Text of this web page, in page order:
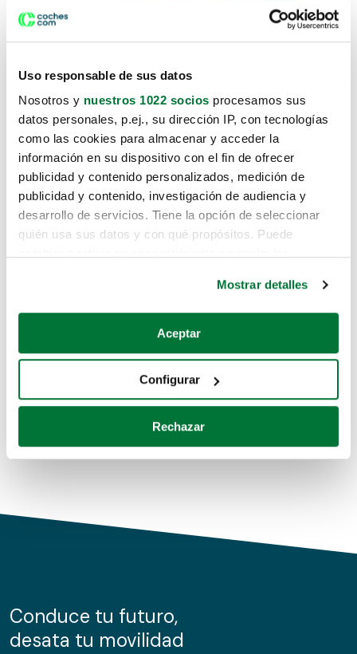
Uso responsable de sus datos
Nosotros y nuestros 1022 socios procesamos sus
datos personales, p.ej., su dirección IP, con tecnologías
como las cookies para almacenar y acceder la
información en su dispositivo con el fin de ofrecer
publicidad y contenido personalizados, medición de
publicidad y contenido, investigación de audiencia y
desarrollo de servicios. Tiene la opción de seleccionar
quién usa sus datos y con qué propósitos. Puede
Si lo permite, también quisiéramos:
Recopilar información sobre su ubicación geográfica
Identificar su dispositivo analizándolo activamente
para buscar características específicas (huellas
Obtenga más información sobre cómo se procesan sus
de cookies.
información sobre el uso que haga del sitio web con
nuestros partners de redes sociales, publicidad y análisis
Mostrar detalles
Aceptar
Configurar
Rechazar
Lo sentimos, no sabemos como
te hemos traido hasta aquí.
Pero puedes encontrar el coche que estás
buscando en alguno de estos enlaces:
Coches de segunda mano
Coches de km0
Conduce tu futuro,
desata tu movilidad